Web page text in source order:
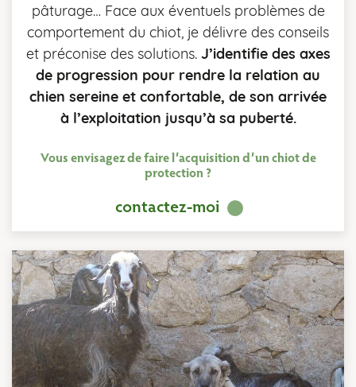
pâturage… Face aux éventuels problèmes de
comportement du chiot, je délivre des conseils
et préconise des solutions. J’identifie des axes
de progression pour rendre la relation au
chien sereine et confortable, de son arrivée
à l’exploitation jusqu’à sa puberté.
Vous envisagez de faire l’acquisition d’un chiot de
protection ?
contactez-moi